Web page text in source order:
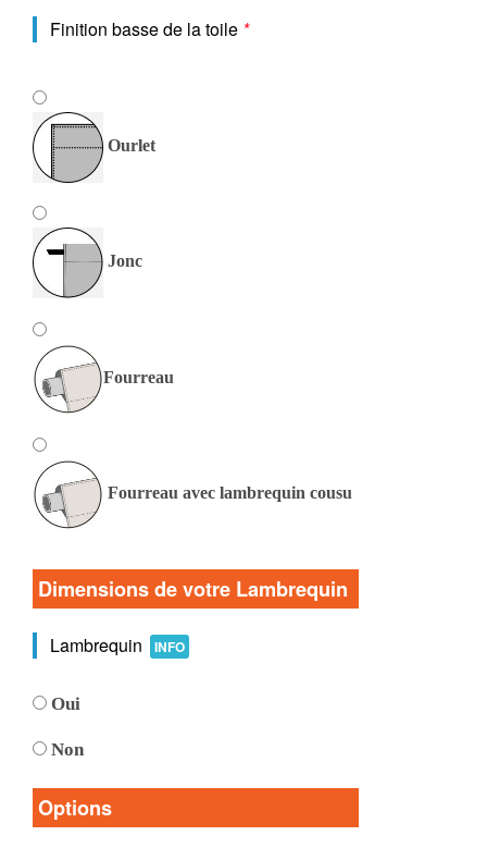
Finition basse de la toile *
Ourlet
Jonc
Fourreau
Fourreau avec lambrequin cousu
Dimensions de votre Lambrequin
Lambrequin INFO
Oui
Non
Options